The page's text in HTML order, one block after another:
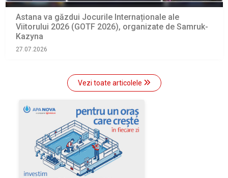
Astana va găzdui Jocurile Internaționale ale
Viitorului 2026 (GOTF 2026), organizate de Samruk-
Kazyna
27.07.2026
Vezi toate articolele